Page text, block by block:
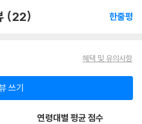
(22) 한줄평
혜택 및 유의사항
쓰기
연령대별 평균 점수